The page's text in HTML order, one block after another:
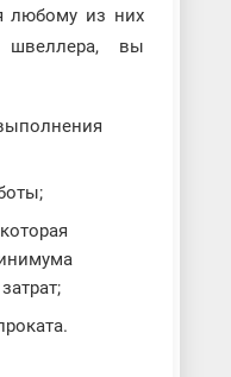
любому из них
швеллера, вы